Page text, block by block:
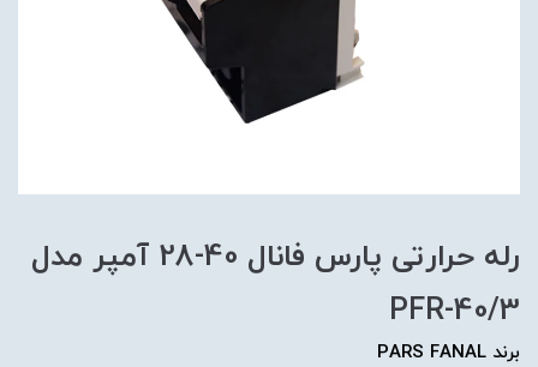
رله حرارتی پارس فانال 40-28 آمپر مدل
PFR-40/3
برند PARS FANAL